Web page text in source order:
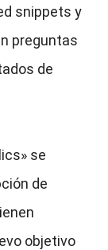
snippets y
preguntas
de
se
de
objetivo